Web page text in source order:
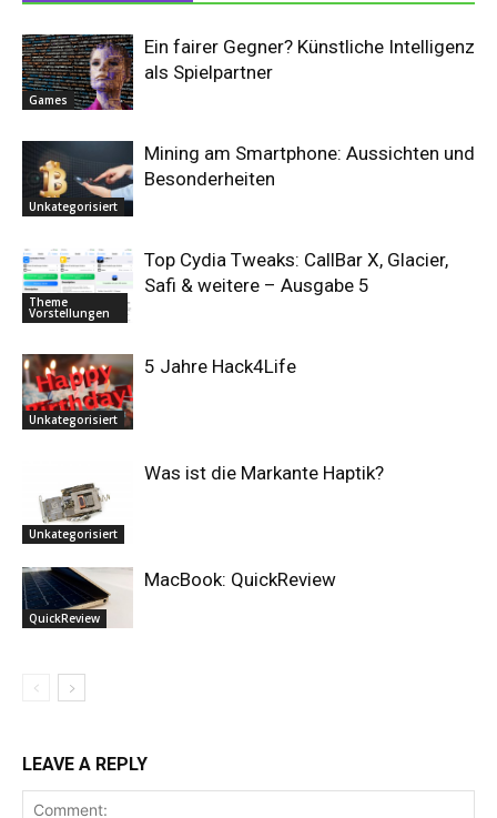
Games
Ein fairer Gegner? Künstliche Intelligenz
als Spielpartner
Unkategorisiert
Mining am Smartphone: Aussichten und
Besonderheiten
Theme
Vorstellungen
Top Cydia Tweaks: CallBar X, Glacier,
Safi & weitere – Ausgabe 5
Unkategorisiert
5 Jahre Hack4Life
Unkategorisiert
Was ist die Markante Haptik?
QuickReview
MacBook: QuickReview
LEAVE A REPLY